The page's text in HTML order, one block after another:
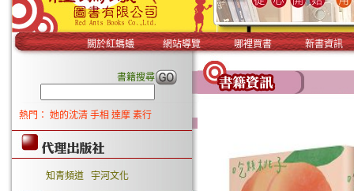
關於紅螞蟻 網站導覽 哪裡買書 新書資訊
書籍搜尋
熱門： 她的沈清 手相 達摩 素行
知青頻道 宇河文化